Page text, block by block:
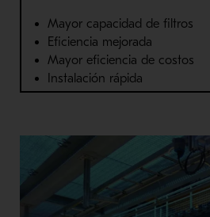
Mayor capacidad de filtros
Eficiencia mejorada
Mayor eficiencia de costos
Instalación rápida